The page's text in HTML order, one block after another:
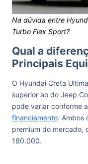
Na dúvida entre
Turbo Flex Sport?
Qual a
Principais
O Hyundai Creta
superior ao do Jeep
pode variar conforme
financiamento. Ambos
premium do mercado,
180.000.